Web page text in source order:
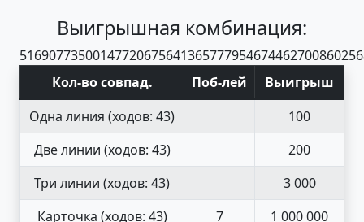
Выигрышная комбинация:
5169077350014772067564136577795467446270086025
Кол-во совпад. Поб-лей
Выигрыш
Одна линия (ходов: 43)
100
Две линии (ходов: 43)
200
Три линии (ходов: 43)
3 000
Карточка (ходов: 43) 7 1 000 000